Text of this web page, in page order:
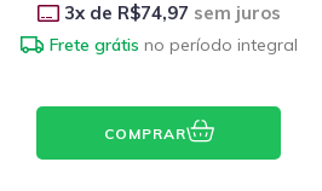
3x de R$74,97 sem juros
Frete grátis no período integral
COMPRAR